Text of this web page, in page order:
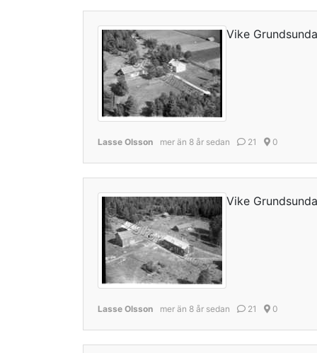
Vike Grundsunda
Lasse Olsson mer än 8 år sedan 21 0
Vike Grundsunda
Lasse Olsson mer än 8 år sedan 21 0